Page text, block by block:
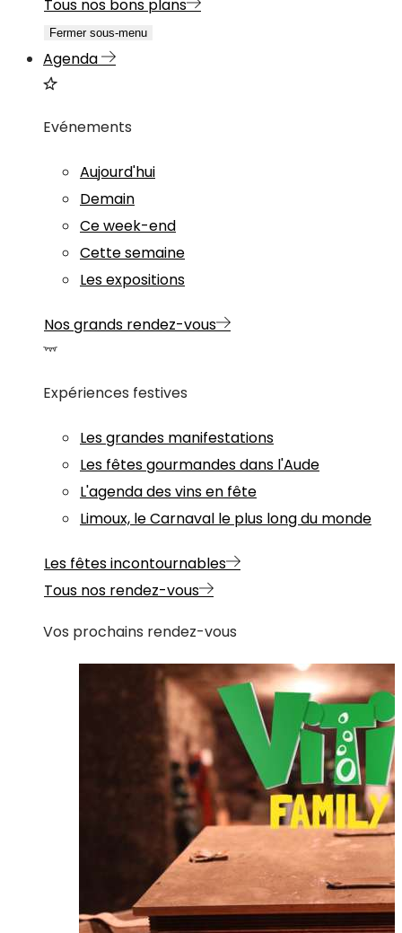
Tous nos bons plans
Fermer sous-menu
Agenda
Evénements
Aujourd'hui
Demain
Ce week-end
Cette semaine
Les expositions
Nos grands rendez-vous
Expériences festives
Les grandes manifestations
Les fêtes gourmandes dans l'Aude
L'agenda des vins en fête
Limoux, le Carnaval le plus long du monde
Les fêtes incontournables
Tous nos rendez-vous
Vos prochains rendez-vous